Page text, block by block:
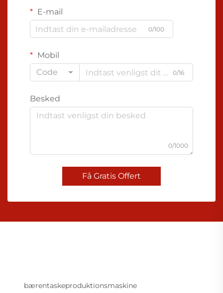
E-mail
0/100
Mobil
Code
0/16
Besked
0/1000
Få Gratis Offert
bærentaskeproduktionsmaskine